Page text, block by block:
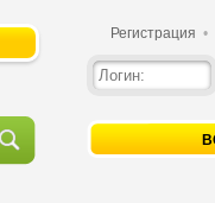
Регистрация •